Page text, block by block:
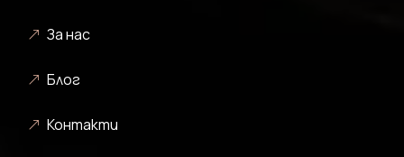
За нас
Блог
Контакти